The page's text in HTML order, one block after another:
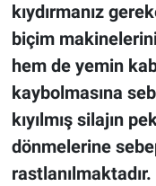
kıydırmanız
biçim
hem de yemin
kaybolmasına
kıyılmış silajın
dönmelerine
rastlanılmaktadır.